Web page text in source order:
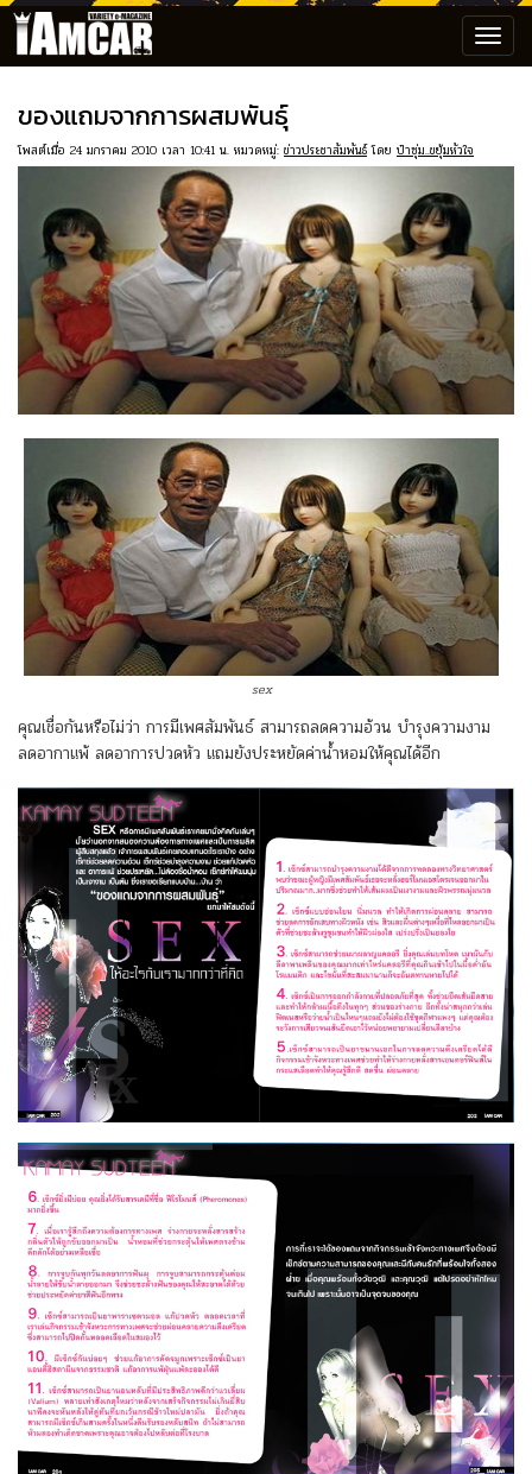
ของแถมจากการผสมพันธุ์
โพสต์เมื่อ 24 มกราคม 2010 เวลา 10:41 น. หมวดหมู่: ข่าวประชาสัมพันธ์โดย ป๋าซุ่ม..ขยุ้มหัวใจ
sex
คุณเชื่อกันหรือไม่ว่า การมีเพศสัมพันธ์ สามารถลดความอ้วน บำรุงความงาม
ลดอากาแพ้ ลดอาการปวดหัว แถมยังประหยัดค่าน้ำหอมให้คุณได้อีก